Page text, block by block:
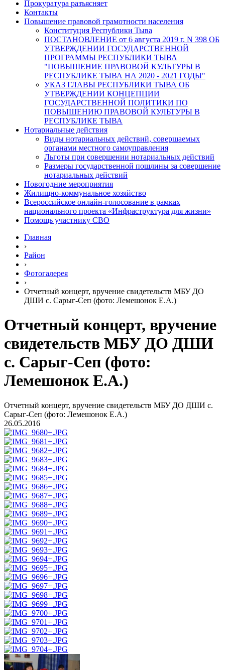
Прокуратура разъясняет
Контакты
Повышение правовой грамотности населения
Конституция Республики Тыва
ПОСТАНОВЛЕНИЕ от 6 августа 2019 г. N 398 ОБ
УТВЕРЖДЕНИИ ГОСУДАРСТВЕННОЙ
ПРОГРАММЫ РЕСПУБЛИКИ ТЫВА
"ПОВЫШЕНИЕ ПРАВОВОЙ КУЛЬТУРЫ В
РЕСПУБЛИКЕ ТЫВА НА 2020 - 2021 ГОДЫ"
УКАЗ ГЛАВЫ РЕСПУБЛИКИ ТЫВА ОБ
УТВЕРЖДЕНИИ КОНЦЕПЦИИ
ГОСУДАРСТВЕННОЙ ПОЛИТИКИ ПО
ПОВЫШЕНИЮ ПРАВОВОЙ КУЛЬТУРЫ В
РЕСПУБЛИКЕ ТЫВА
Нотариальные действия
Виды нотариальных действий, совершаемых
органами местного самоуправления
Льготы при совершении нотариальных действий
Размеры государственной пошлины за совершение
нотариальных действий
Новогодние мероприятия
Жилищно-коммунальное хозяйство
Всероссийское онлайн-голосование в рамках
национального проекта «Инфраструктура для жизни»
Помощь участнику СВО
Главная
›
Район
›
Фотогалерея
›
Отчетный концерт, вручение свидетельств МБУ ДО
ДШИ с. Сарыг-Сеп (фото: Лемешонок Е.А.)
Отчетный концерт, вручение
свидетельств МБУ ДО ДШИ
с. Сарыг-Сеп (фото:
Лемешонок Е.А.)
Отчетный концерт, вручение свидетельств МБУ ДО ДШИ с.
Сарыг-Сеп (фото: Лемешонок Е.А.)
26.05.2016